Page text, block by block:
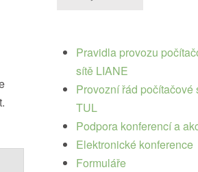
Pravidla provozu
sítě LIANE
Provozní řád počítačové
TUL
Podpora konferencí a
Elektronické konference
Formuláře